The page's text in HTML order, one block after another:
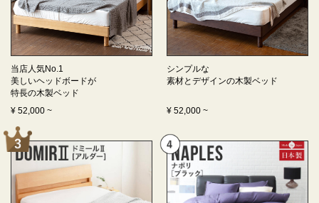
当店人気No.1
美しいヘッドボードが
特長の木製ベッド
¥ 52,000 ~
シンプルな
素材とデザインの木製ベッド
¥ 52,000 ~